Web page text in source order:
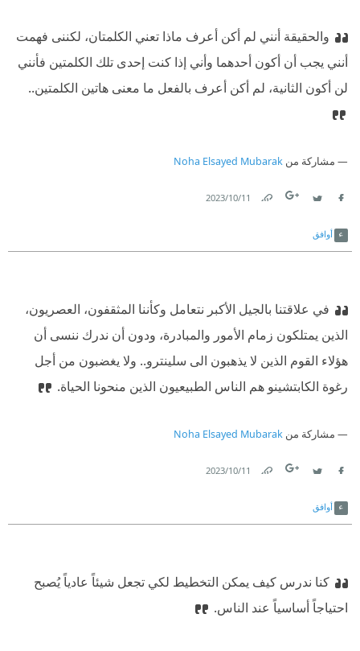
والحقيقة أنني لم أكن أعرف ماذا تعني الكلمتان، لكننى فهمت
أنني يجب أن أكون أحدهما وأني إذا كنت إحدى تلك الكلمتين فأنني
لن أكون الثانية، لم أكن أعرف بالفعل ما معنى هاتين الكلمتين..
مشاركة من Noha Elsayed Mubarak
11‏/10‏/2023
أوافق
في علاقتنا بالجيل الأكبر نتعامل وكأننا المثقفون، العصريون،
الذين يمتلكون زمام الأمور والمبادرة، ودون أن ندرك ننسى أن
هؤلاء القوم الذين لا يذهبون الى سلينترو.. ولا يغضبون من أجل
رغوة الكابتشينو هم الناس الطبيعيون الذين منحونا الحياة.
مشاركة من Noha Elsayed Mubarak
11‏/10‏/2023
أوافق
كنا ندرس كيف يمكن التخطيط لكي تجعل شيئاً عادياً يُصبح
احتياجاً أساسياً عند الناس.